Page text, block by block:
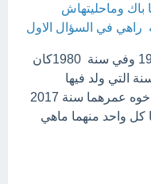
باك وماحليتهاش
راهي في السؤال الاول
هاذي هي المسالة ولد احمد سنة 1962 وفي سنة 1980كان
التي ولد فيها
1+9+6+2 ولفيصل اخ صغير وهو واخوه عمرهما سنة 2017
كل واحد منهما ماهي